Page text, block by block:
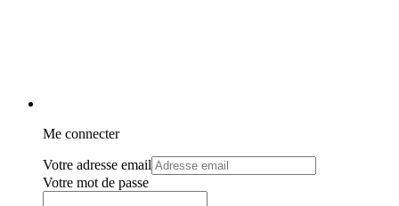
Me connecter
Votre adresse email
Votre mot de passe